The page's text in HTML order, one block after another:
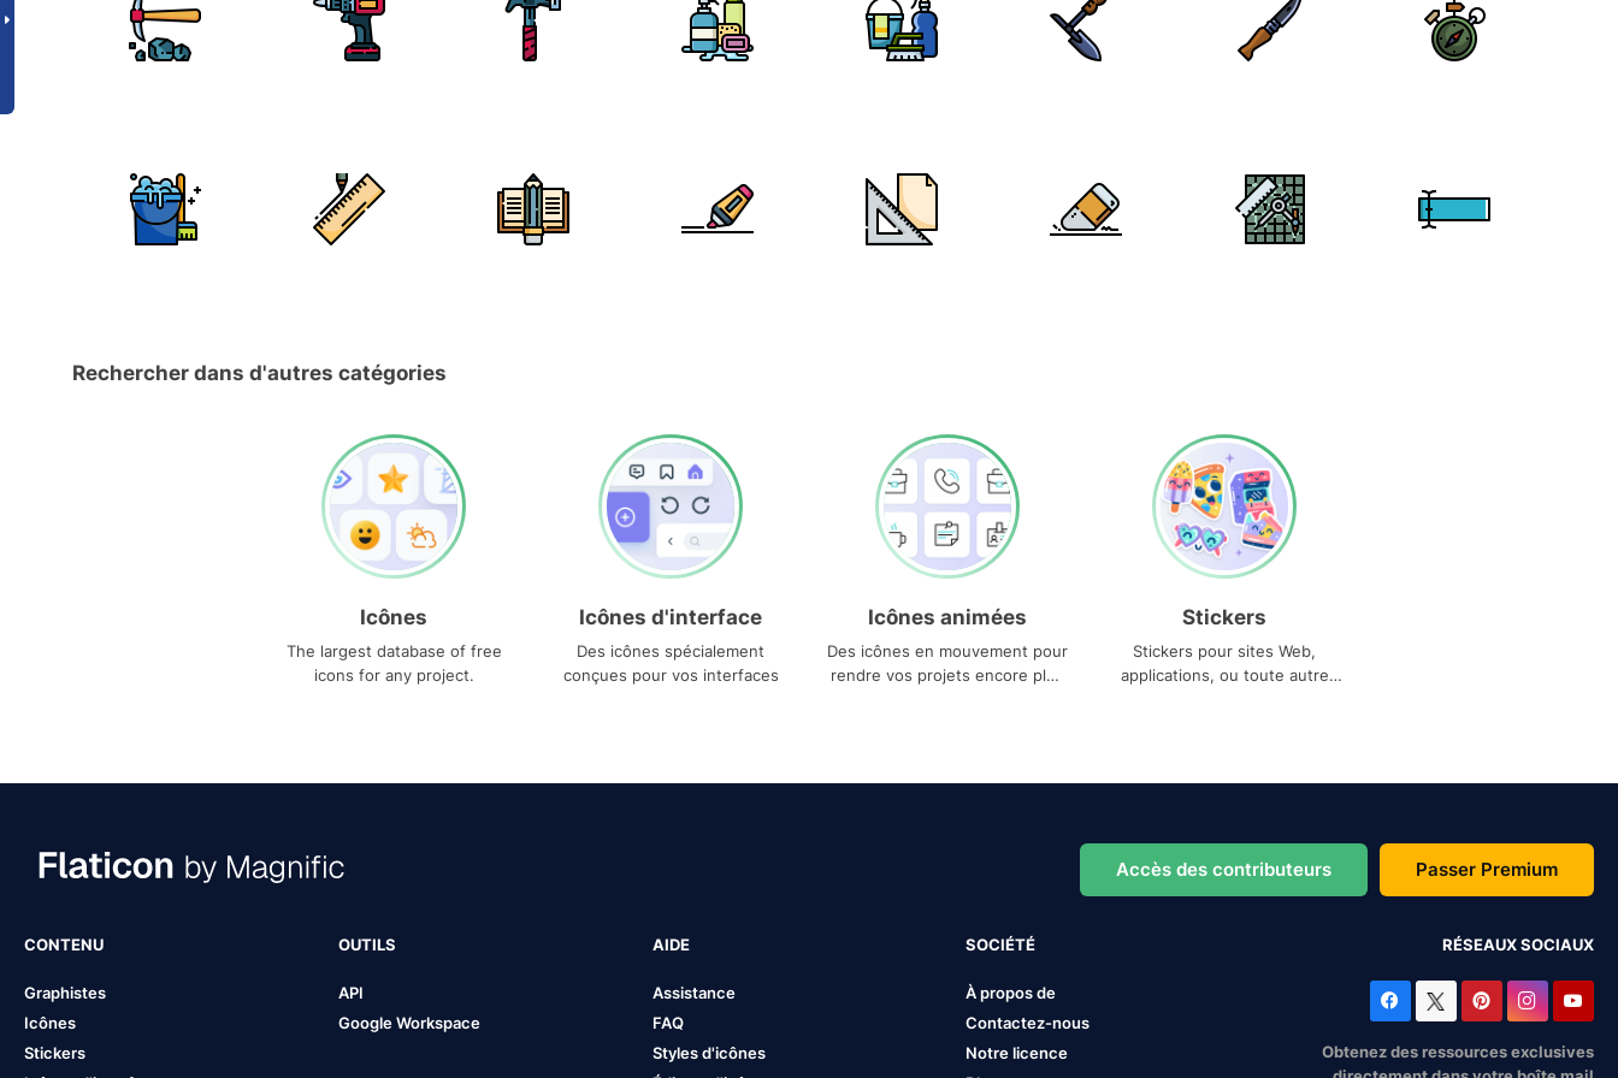
Rechercher dans d'autres catégories
Icônes
The largest database of free
icons for any project.
Icônes d'interface
Des icônes spécialement
conçues pour vos interfaces
Icônes animées
Des icônes en mouvement pour
rendre vos projets encore plus
Stickers
Stickers pour sites Web,
applications, ou toute autre
Accès des contributeurs Passer Premium
CONTENU
Graphistes
Icônes
Stickers
OUTILS
API
Google Workspace
AIDE
Assistance
FAQ
Styles d'icônes
SOCIÉTÉ
À propos de
Contactez-nous
Notre licence
RÉSEAUX SOCIAUX
Obtenez des ressources exclusives